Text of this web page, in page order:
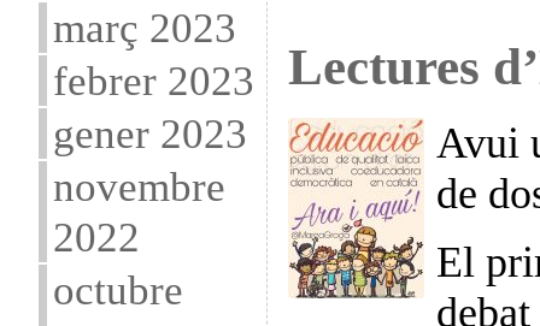
març 2023
febrer 2023
gener 2023
novembre
2022
octubre
Lectures
Avui
de
El